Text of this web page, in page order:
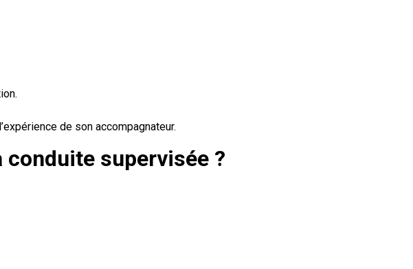
de son accompagnateur.
supervisée ?